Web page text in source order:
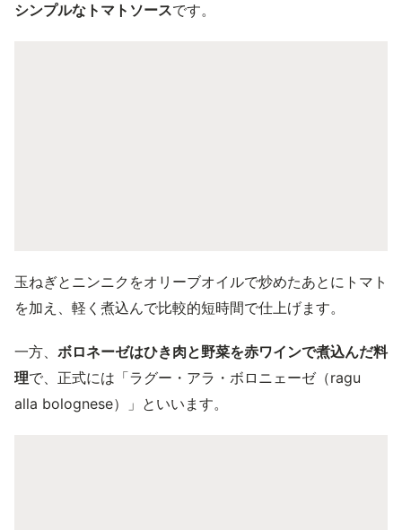
シンプルなトマトソースです。
玉ねぎとニンニクをオリーブオイルで炒めたあとにトマト
を加え、軽く煮込んで比較的短時間で仕上げます。
一方、 ボロネーゼはひき肉と野菜を赤ワインで煮込んだ料
理で、正式には「ラグー・アラ・ボロニェーゼ（ragu
alla bolognese）」といいます。